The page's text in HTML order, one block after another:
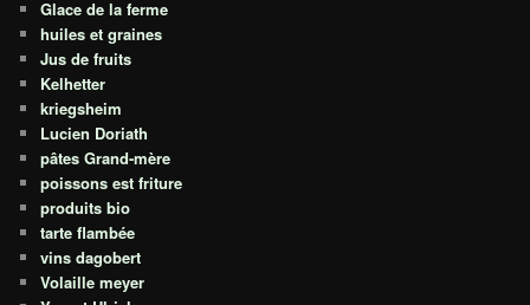
Glace de la ferme
huiles et graines
Jus de fruits
Kelhetter
kriegsheim
Lucien Doriath
pâtes Grand-mère
poissons est friture
produits bio
tarte flambée
vins dagobert
Volaille meyer